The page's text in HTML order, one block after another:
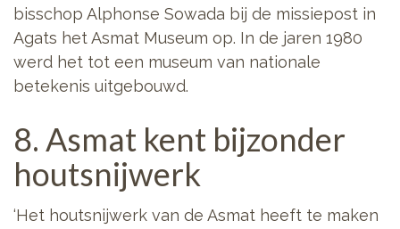
bisschop Alphonse Sowada bij de missiepost in
Agats het Asmat Museum op. In de jaren 1980
werd het tot een museum van nationale
betekenis uitgebouwd.
8. Asmat kent bijzonder
houtsnijwerk
‘Het houtsnijwerk van de Asmat heeft te maken